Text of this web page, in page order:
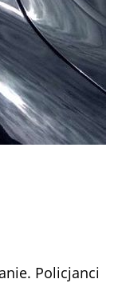
Policjanci